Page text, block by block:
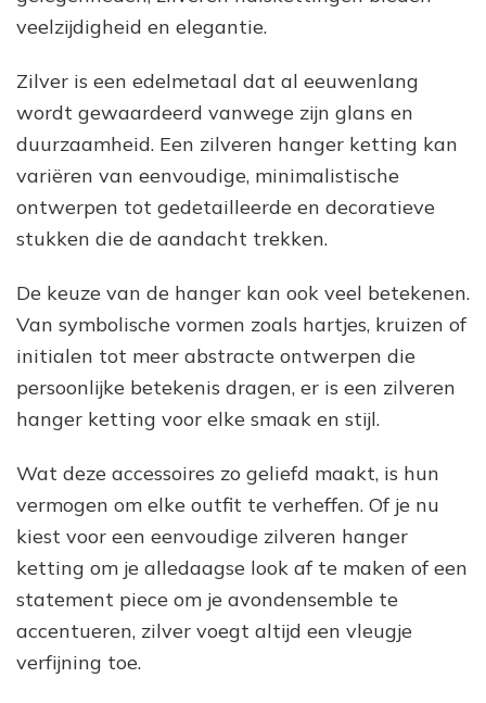
veelzijdigheid en elegantie.
Zilver is een edelmetaal dat al eeuwenlang
wordt gewaardeerd vanwege zijn glans en
duurzaamheid. Een zilveren hanger ketting kan
variëren van eenvoudige, minimalistische
ontwerpen tot gedetailleerde en decoratieve
stukken die de aandacht trekken.
De keuze van de hanger kan ook veel betekenen.
Van symbolische vormen zoals hartjes, kruizen of
initialen tot meer abstracte ontwerpen die
persoonlijke betekenis dragen, er is een zilveren
hanger ketting voor elke smaak en stijl.
Wat deze accessoires zo geliefd maakt, is hun
vermogen om elke outfit te verheffen. Of je nu
kiest voor een eenvoudige zilveren hanger
ketting om je alledaagse look af te maken of een
statement piece om je avondensemble te
accentueren, zilver voegt altijd een vleugje
verfijning toe.